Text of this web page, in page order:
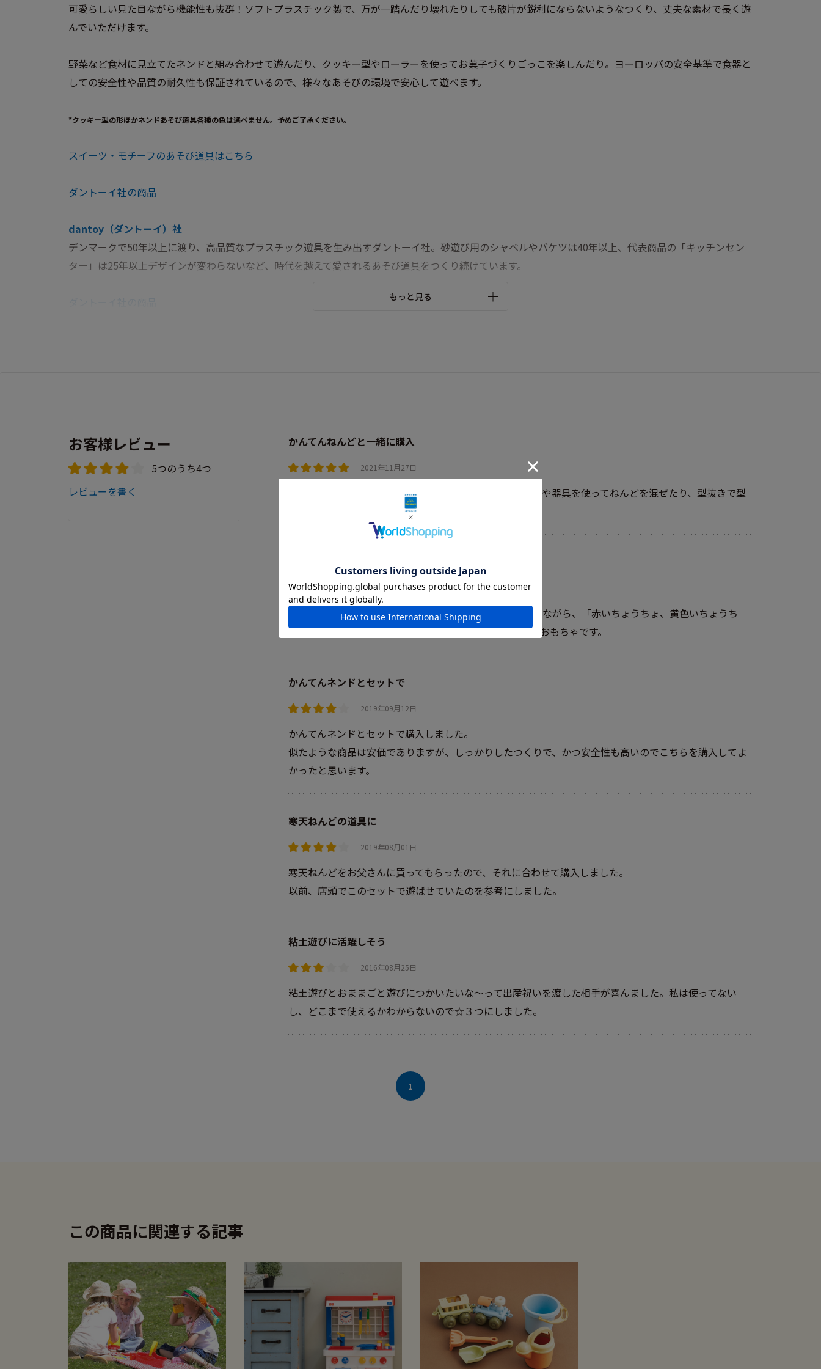
可愛らしい見た目ながら機能性も抜群！ソフトプラスチック製で、万が一踏んだり壊れたりしても破片が鋭利にならないようなつくり、丈夫な素材で長く遊
んでいただけます。
野菜など食材に見立てたネンドと組み合わせて遊んだり、​クッキー型やローラーを使ってお菓子づくりごっこを楽しんだり。ヨーロッパの安全基準で食器と
しての安全性や品質の耐久性も保証されているので、様々なあそびの環境で安心して遊べます。
*クッキー型の形ほかネンドあそび道具各種の色は選べません。予めご了承ください。
スイーツ・モチーフのあそび道具はこちら
ダントーイ社の商品
dantoy（ダントーイ）社
デンマークで50年以上に渡り、高品質なプラスチック遊具を生み出すダントーイ社。砂遊び用のシャベルやバケツは40年以上、代表商品の「キッチンセン
ター」は25年以上デザインが変わらないなど、時代を越えて愛されるあそび道具をつくり続けています。
もっと見る
お客様レビュー
5つのうち4つ
レビューを書く
かんてんねんどと一緒に購入
2021年11月27日
かんてんねんどと一緒に遊べるよう購入しました。ボウルや器具を使ってねんどを混ぜたり、型抜きで型
抜いてクッキー作りの真似をしてとても楽しんでいます。
2020年06月01日
まだ自分で上手に型抜きできませんが、一緒に粘土で遊びながら、「赤いちょうちょ、黄色いちょうち
ょ」と楽しんでます。形・手先・言葉の練習になり、良いおもちゃです。
かんてんネンドとセットで
2019年09月12日
かんてんネンドとセットで購入しました。
似たような商品は安価でありますが、しっかりしたつくりで、かつ安全性も高いのでこちらを購入してよ
かったと思います。
寒天ねんどの道具に
2019年08月01日
寒天ねんどをお父さんに買ってもらったので、それに合わせて購入しました。
以前、店頭でこのセットで遊ばせていたのを参考にしました。
粘土遊びに活躍しそう
2016年08月25日
粘土遊びとおままごと遊びにつかいたいな～って出産祝いを渡した相手が喜んました。私は使ってない
し、どこまで使えるかわからないので☆３つにしました。
1
この商品に関連する記事